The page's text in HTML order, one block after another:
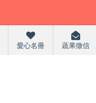
愛心名冊 蔬果徵信